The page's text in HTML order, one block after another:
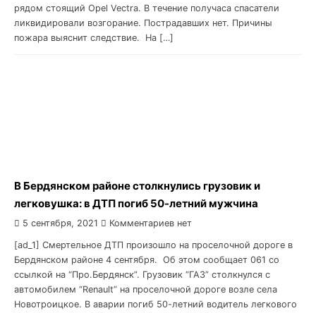
рядом стоящий Opel Vectra. В течение получаса спасатели
ликвидировали возгорание. Пострадавших нет. Причины
пожара выяснит следствие. На […]
В Бердянском районе столкнулись грузовик и
легковушка: в ДТП погиб 50-летний мужчина
5 сентября, 2021 Комментариев нет
[ad_1] Смертельное ДТП произошло на проселочной дороге в
Бердянском районе 4 сентября. Об этом сообщает 061 со
ссылкой на “Про.Бердянск”. Грузовик “ГАЗ” столкнулся с
автомобилем “Renault” на проселочной дороге возле села
Новотроицкое. В аварии погиб 50-летний водитель легкового